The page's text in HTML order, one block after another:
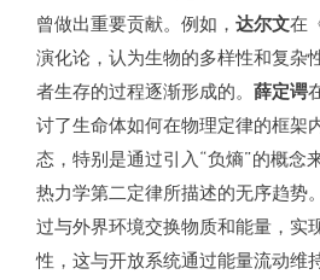
曾做出重要贡献。例如， 达尔文在
演化论，认为生物的多样性和复杂
者生存的过程逐渐形成的。 薛定谔
讨了生命体如何在物理定律的框架
态，特别是通过引入“负熵”的概念
热力学第二定律所描述的无序趋势
过与外界环境交换物质和能量，实
性，这与开放系统通过能量流动维